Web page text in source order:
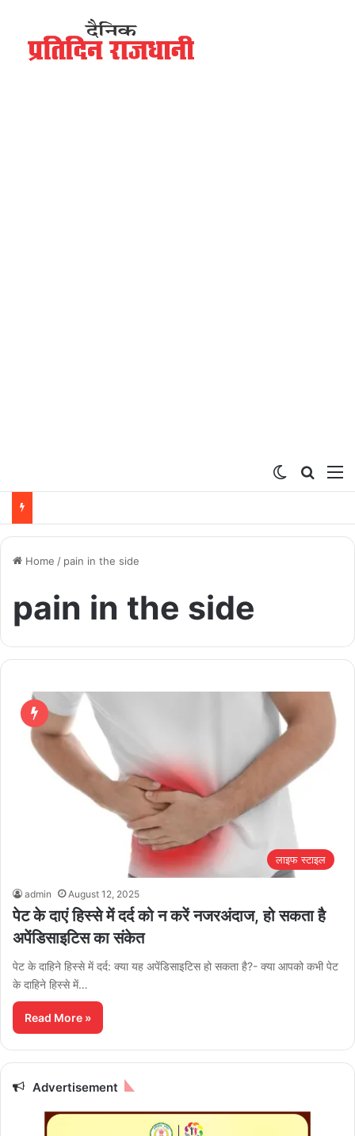
Switch skin
Home / pain in the side
pain in the side
लाइफ स्टाइल
admin August 12, 2025
पेट के दाएं हिस्से में दर्द को न करें नजरअंदाज, हो सकता है
अपेंडिसाइटिस का संकेत
पेट के दाहिने हिस्से में दर्द: क्या यह अपेंडिसाइटिस हो सकता है?- क्या आपको कभी पेट
के दाहिने हिस्से में…
Read More »
Advertisement